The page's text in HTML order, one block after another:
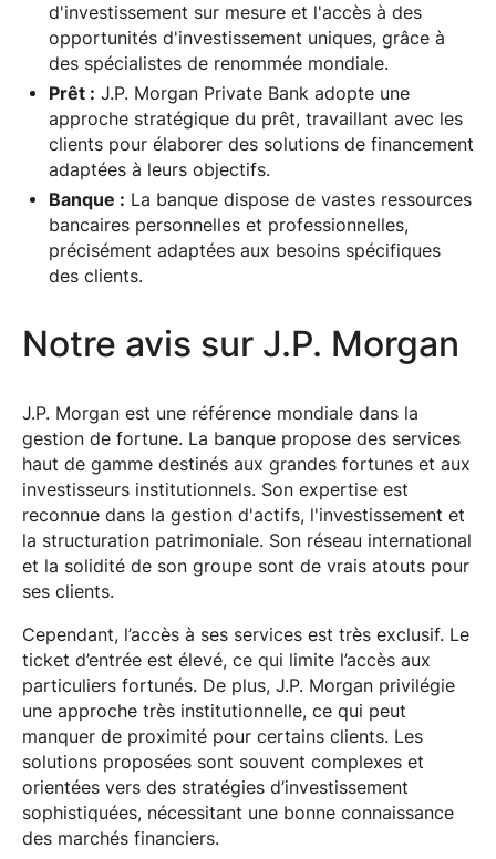
d'investissement sur mesure et l'accès à des
opportunités d'investissement uniques, grâce à
des spécialistes de renommée mondiale.
Prêt : J.P. Morgan Private Bank adopte une
approche stratégique du prêt, travaillant avec les
clients pour élaborer des solutions de financement
adaptées à leurs objectifs.
Banque : La banque dispose de vastes ressources
bancaires personnelles et professionnelles,
précisément adaptées aux besoins spécifiques
des clients.
Notre avis sur J.P. Morgan
J.P. Morgan est une référence mondiale dans la
gestion de fortune. La banque propose des services
haut de gamme destinés aux grandes fortunes et aux
investisseurs institutionnels. Son expertise est
reconnue dans la gestion d'actifs, l'investissement et
la structuration patrimoniale. Son réseau international
et la solidité de son groupe sont de vrais atouts pour
ses clients.
Cependant, l’accès à ses services est très exclusif. Le
ticket d’entrée est élevé, ce qui limite l’accès aux
particuliers fortunés. De plus, J.P. Morgan privilégie
une approche très institutionnelle, ce qui peut
manquer de proximité pour certains clients. Les
solutions proposées sont souvent complexes et
orientées vers des stratégies d’investissement
sophistiquées, nécessitant une bonne connaissance
des marchés financiers.